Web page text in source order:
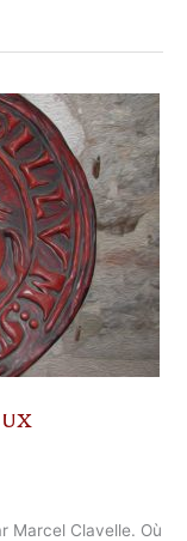
Marcel Clavelle. Où